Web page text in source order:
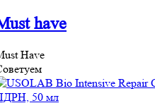
have
Have